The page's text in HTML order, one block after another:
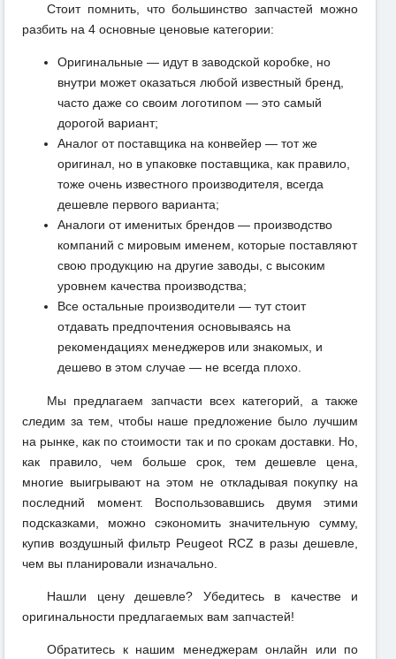
Стоит помнить, что большинство запчастей можно
разбить на 4 основные ценовые категории:
Оригинальные — идут в заводской коробке, но
внутри может оказаться любой известный бренд,
часто даже со своим логотипом — это самый
дорогой вариант;
Аналог от поставщика на конвейер — тот же
оригинал, но в упаковке поставщика, как правило,
тоже очень известного производителя, всегда
дешевле первого варианта;
Аналоги от именитых брендов — производство
компаний с мировым именем, которые поставляют
свою продукцию на другие заводы, с высоким
уровнем качества производства;
Все остальные производители — тут стоит
отдавать предпочтения основываясь на
рекомендациях менеджеров или знакомых, и
дешево в этом случае — не всегда плохо.
Мы предлагаем запчасти всех категорий, а также
следим за тем, чтобы наше предложение было лучшим
на рынке, как по стоимости так и по срокам доставки. Но,
как правило, чем больше срок, тем дешевле цена,
многие выигрывают на этом не откладывая покупку на
последний момент. Воспользовавшись двумя этими
подсказками, можно сэкономить значительную сумму,
купив воздушный фильтр Peugeot RCZ в разы дешевле,
чем вы планировали изначально.
Нашли цену дешевле? Убедитесь в качестве и
оригинальности предлагаемых вам запчастей!
Обратитесь к нашим менеджерам онлайн или по